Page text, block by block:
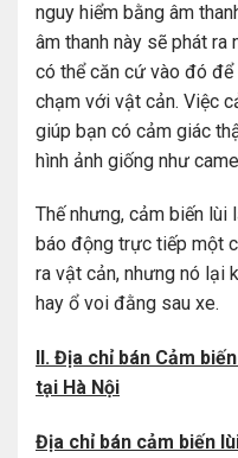
nguy hiểm bằng âm
âm thanh này sẽ phát ra
có thể căn cứ vào đó
chạm với vật cản. Việc
giúp bạn có cảm giác
hình ảnh giống như
Thế nhưng, cảm biến lùi
báo động trực tiếp một
ra vật cản, nhưng nó lại
hay ổ voi đằng sau xe.
II. Địa chỉ bán Cảm
tại Hà Nội
Địa chỉ bán cảm biến